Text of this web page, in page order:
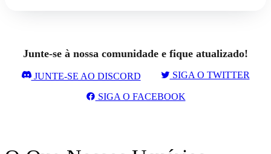
Junte-se à nossa comunidade e fique atualizado!
JUNTE-SE AO DISCORD SIGA O TWITTER
SIGA O FACEBOOK